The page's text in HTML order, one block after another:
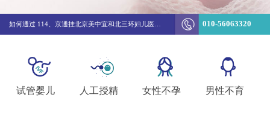
如何通过 114、京通挂北京美中宜和北三环妇儿医院的医生号
010-56063320
试管婴儿 人工授精 女性不孕 男性不育